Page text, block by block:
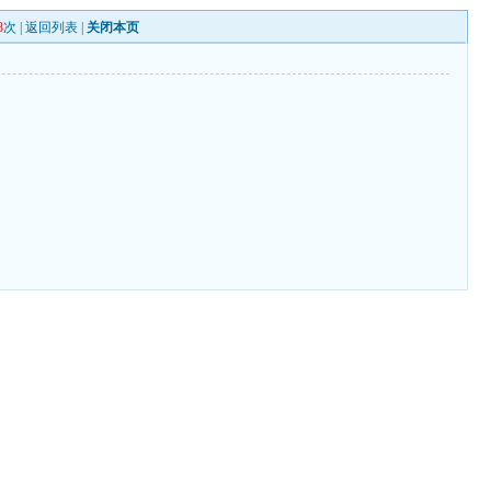
次 |返回列表 关闭本页